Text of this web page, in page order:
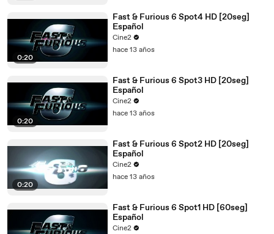
0:20
Fast & Furious 6 Spot4 HD [20seg]
Español
Cine2
hace 13 años
0:20
Fast & Furious 6 Spot3 HD [20seg]
Español
Cine2
hace 13 años
0:20
Fast & Furious 6 Spot2 HD [20seg]
Español
Cine2
hace 13 años
Fast & Furious 6 Spot1 HD [60seg]
Español
Cine2